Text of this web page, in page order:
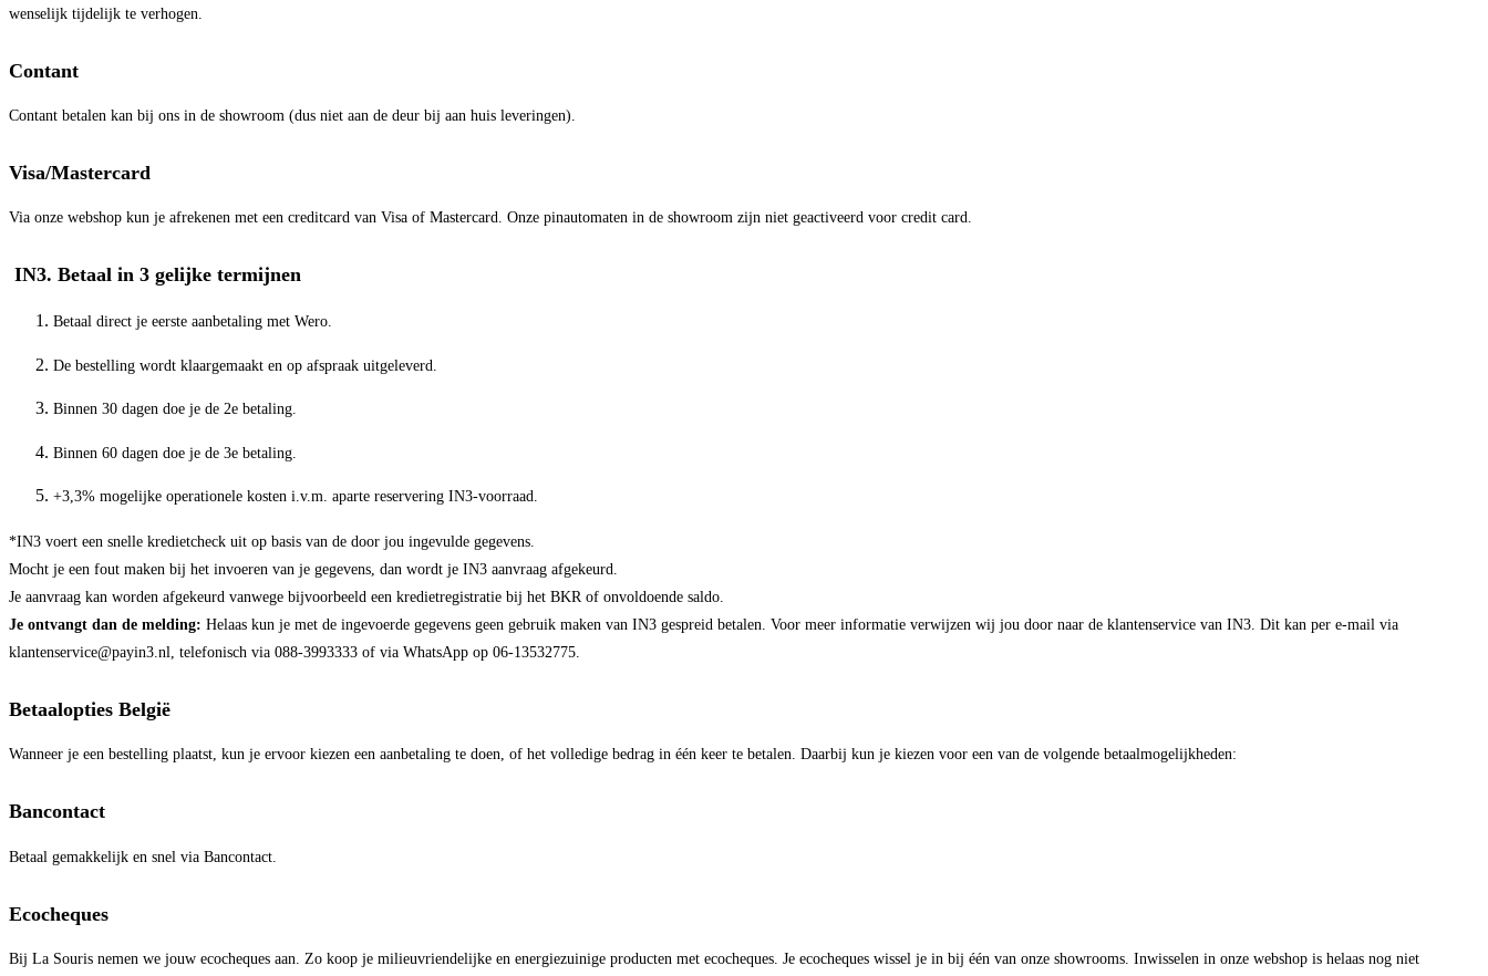
wenselijk tijdelijk te verhogen.
Contant
Contant betalen kan bij ons in de showroom (dus niet aan de deur bij aan huis leveringen).
Visa/Mastercard
Via onze webshop kun je afrekenen met een creditcard van Visa of Mastercard. Onze pinautomaten in de showroom zijn niet geactiveerd voor credit card.
IN3. Betaal in 3 gelijke termijnen
Betaal direct je eerste aanbetaling met Wero.
De bestelling wordt klaargemaakt en op afspraak uitgeleverd.
Binnen 30 dagen doe je de 2e betaling.
Binnen 60 dagen doe je de 3e betaling.
+3,3% mogelijke operationele kosten i.v.m. aparte reservering IN3-voorraad.
*IN3 voert een snelle kredietcheck uit op basis van de door jou ingevulde gegevens.
Mocht je een fout maken bij het invoeren van je gegevens, dan wordt je IN3 aanvraag afgekeurd.
Je aanvraag kan worden afgekeurd vanwege bijvoorbeeld een kredietregistratie bij het BKR of onvoldoende saldo.
Je ontvangt dan de melding: Helaas kun je met de ingevoerde gegevens geen gebruik maken van IN3 gespreid betalen. Voor meer informatie verwijzen wij jou door naar de klantenservice van IN3. Dit kan per e-mail via
klantenservice@payin3.nl , telefonisch via 088-3993333 of via WhatsApp op 06-13532775.
Betaalopties België
Wanneer je een bestelling plaatst, kun je ervoor kiezen een aanbetaling te doen, of het volledige bedrag in één keer te betalen. Daarbij kun je kiezen voor een van de volgende betaalmogelijkheden:
Bancontact
Betaal gemakkelijk en snel via Bancontact.
Ecocheques
Bij La Souris nemen we jouw ecocheques aan. Zo koop je milieuvriendelijke en energiezuinige producten met ecocheques. Je ecocheques wissel je in bij één van onze showrooms. Inwisselen in onze webshop is helaas nog niet